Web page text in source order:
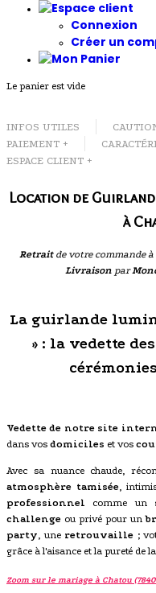
Connexion
Créer un
Le panier est vide
INFOS UTILES
PAIEMENT +
ESPACE CLIENT +
Location de
à
Retraitde votre commande à
Livraison par
La guirlande
» : la vedette
Vedette de notre site
dans vos domiciles et vos
Avec sa nuance chaude,
atmosphère tamisée,
professionnel comme un
challenge ou privé pour un
party , une retrouvaille ;
grâce à l'aisance et la pureté de
Zoom sur le mariage à Chatou